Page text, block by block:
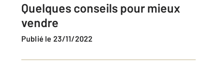
Quelques conseils pour mieux
vendre
Publié le 23/11/2022